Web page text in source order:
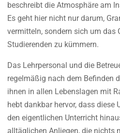
beschreibt die Atmosphäre am
Es geht hier nicht nur darum,
vermitteln, sondern sich um das
Studierenden zu kümmern.
Das Lehrpersonal und die
regelmäßig nach dem Befinden
ihnen in allen Lebenslagen mit
hebt dankbar hervor, dass diese
den eigentlichen Unterricht
alltäglichen Anliegen, die nichts